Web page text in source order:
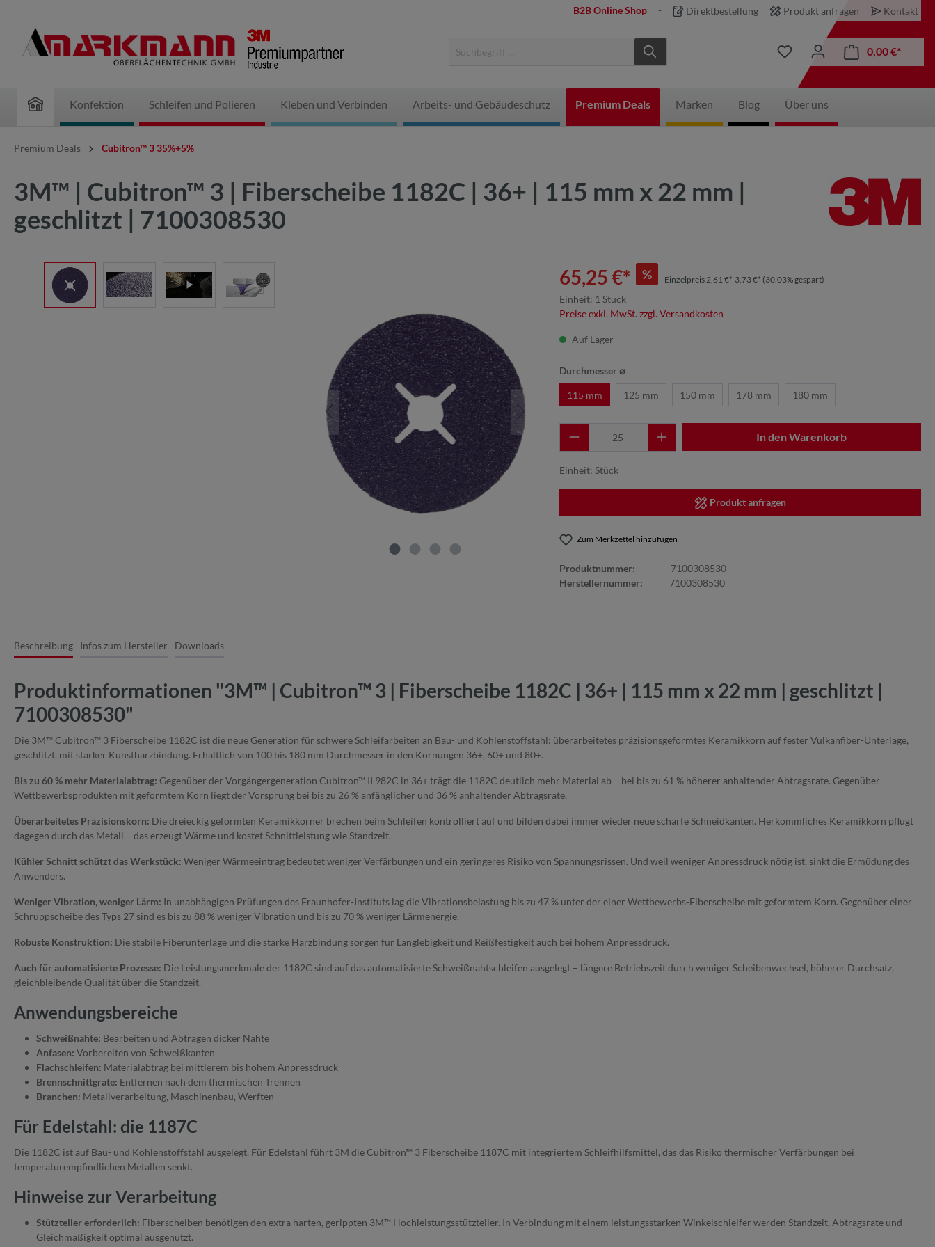
B2B Online Shop Direktbestellung Produkt anfragen Kontakt
0,00 €*
Konfektion Schleifen und Polieren Kleben und Verbinden Arbeits- und Gebäudeschutz Premium Deals Marken Blog Über uns
Premium Deals Cubitron™ 3 35%+5%
3M™ | Cubitron™ 3 | Fiberscheibe 1182C | 36+ | 115 mm x 22 mm |
geschlitzt | 7100308530
65,25 €* % Einzelpreis 2,61 €* 3,73 €* (30.03% gespart)
Einheit: 1 Stück
Preise exkl. MwSt. zzgl. Versandkosten
Auf Lager
Durchmesser ⌀
115 mm 125 mm 150 mm 178 mm 180 mm
In den Warenkorb
Einheit: Stück
Produkt anfragen
Zum Merkzettel hinzufügen
Produktnummer:
7100308530
Herstellernummer:
7100308530
Beschreibung Infos zum Hersteller Downloads
Produktinformationen "3M™ | Cubitron™ 3 | Fiberscheibe 1182C | 36+ | 115 mm x 22 mm | geschlitzt |
7100308530"
Die 3M™ Cubitron™ 3 Fiberscheibe 1182C ist die neue Generation für schwere Schleifarbeiten an Bau- und Kohlenstoffstahl: überarbeitetes präzisionsgeformtes Keramikkorn auf fester Vulkanfiber-Unterlage,
geschlitzt, mit starker Kunstharzbindung. Erhältlich von 100 bis 180 mm Durchmesser in den Körnungen 36+, 60+ und 80+.
Bis zu 60 % mehr Materialabtrag: Gegenüber der Vorgängergeneration Cubitron™ II 982C in 36+ trägt die 1182C deutlich mehr Material ab – bei bis zu 61 % höherer anhaltender Abtragsrate. Gegenüber
Wettbewerbsprodukten mit geformtem Korn liegt der Vorsprung bei bis zu 26 % anfänglicher und 36 % anhaltender Abtragsrate.
Überarbeitetes Präzisionskorn: Die dreieckig geformten Keramikkörner brechen beim Schleifen kontrolliert auf und bilden dabei immer wieder neue scharfe Schneidkanten. Herkömmliches Keramikkorn pflügt
dagegen durch das Metall – das erzeugt Wärme und kostet Schnittleistung wie Standzeit.
Kühler Schnitt schützt das Werkstück: Weniger Wärmeeintrag bedeutet weniger Verfärbungen und ein geringeres Risiko von Spannungsrissen. Und weil weniger Anpressdruck nötig ist, sinkt die Ermüdung des
Anwenders.
Weniger Vibration, weniger Lärm: In unabhängigen Prüfungen des Fraunhofer-Instituts lag die Vibrationsbelastung bis zu 47 % unter der einer Wettbewerbs-Fiberscheibe mit geformtem Korn. Gegenüber einer
Schruppscheibe des Typs 27 sind es bis zu 88 % weniger Vibration und bis zu 70 % weniger Lärmenergie.
Robuste Konstruktion: Die stabile Fiberunterlage und die starke Harzbindung sorgen für Langlebigkeit und Reißfestigkeit auch bei hohem Anpressdruck.
Auch für automatisierte Prozesse: Die Leistungsmerkmale der 1182C sind auf das automatisierte Schweißnahtschleifen ausgelegt – längere Betriebszeit durch weniger Scheibenwechsel, höherer Durchsatz,
gleichbleibende Qualität über die Standzeit.
Anwendungsbereiche
Schweißnähte: Bearbeiten und Abtragen dicker Nähte
Anfasen: Vorbereiten von Schweißkanten
Flachschleifen: Materialabtrag bei mittlerem bis hohem Anpressdruck
Brennschnittgrate: Entfernen nach dem thermischen Trennen
Branchen: Metallverarbeitung, Maschinenbau, Werften
Für Edelstahl: die 1187C
Die 1182C ist auf Bau- und Kohlenstoffstahl ausgelegt. Für Edelstahl führt 3M die Cubitron™ 3 Fiberscheibe 1187C mit integriertem Schleifhilfsmittel, das das Risiko thermischer Verfärbungen bei
temperaturempfindlichen Metallen senkt.
Hinweise zur Verarbeitung
Stützteller erforderlich: Fiberscheiben benötigen den extra harten, gerippten 3M™ Hochleistungsstützteller. In Verbindung mit einem leistungsstarken Winkelschleifer werden Standzeit, Abtragsrate und
Gleichmäßigkeit optimal ausgenutzt.